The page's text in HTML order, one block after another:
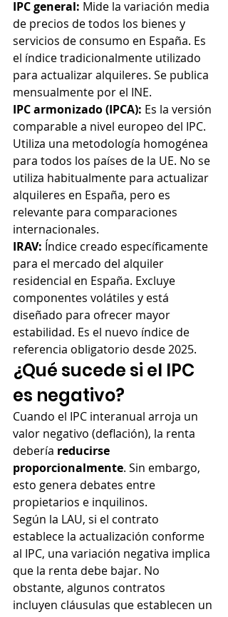
IPC general: Mide la variación media
de precios de todos los bienes y
servicios de consumo en España. Es
el índice tradicionalmente utilizado
para actualizar alquileres. Se publica
mensualmente por el INE.
IPC armonizado (IPCA): Es la versión
comparable a nivel europeo del IPC.
Utiliza una metodología homogénea
para todos los países de la UE. No se
utiliza habitualmente para actualizar
alquileres en España, pero es
relevante para comparaciones
internacionales.
IRAV: Índice creado específicamente
para el mercado del alquiler
residencial en España. Excluye
componentes volátiles y está
diseñado para ofrecer mayor
estabilidad. Es el nuevo índice de
referencia obligatorio desde 2025.
¿Qué sucede si el IPC
es negativo?
Cuando el IPC interanual arroja un
valor negativo (deflación), la renta
debería reducirse
proporcionalmente. Sin embargo,
esto genera debates entre
propietarios e inquilinos.
Según la LAU, si el contrato
establece la actualización conforme
al IPC, una variación negativa implica
que la renta debe bajar. No
obstante, algunos contratos
incluyen cláusulas que establecen un